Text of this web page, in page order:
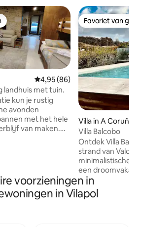
Gemiddelde beoordeling van
4,95 (86)
landhuis met tuin.
kun je rustig
avonden
met het hele
van maken.
massagesofa met
wat je nodig
en rustige
Favoriet van
Favoriet van
Villa in A Coruña
Villa Balcobo
Ontdek Villa
strand van
minimalistische
een
alle comfort om
aangename
villa heeft een
voorzieningen in
in Vilapol